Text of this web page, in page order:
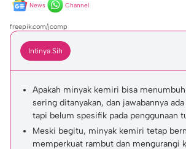
News Channel
freepik.com/jcomp
Intinya Sih
Apakah minyak kemiri bisa
sering ditanyakan, dan jawabannya
tapi belum spesifik pada penggunaan
Meski begitu, minyak kemiri tetap
memperkuat rambut dan mengurangi